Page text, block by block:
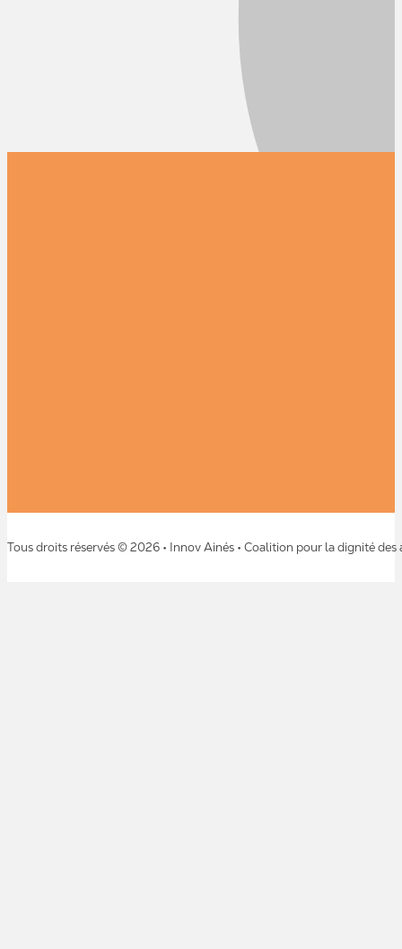
Tous droits réservés © 2026 • Innov Ainés • Coalition pour la dignité des